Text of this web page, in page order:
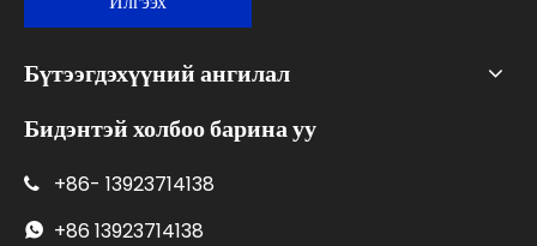
Бүтээгдэхүүний ангилал
Бидэнтэй холбоо барина уу
 +86- 13923714138
 +86 13923714138